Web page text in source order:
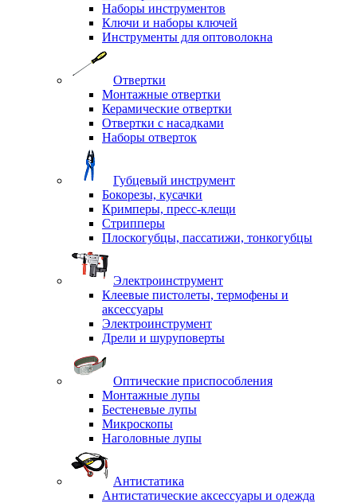
Наборы инструментов
Ключи и наборы ключей
Инструменты для оптоволокна
Отвертки
Монтажные отвертки
Керамические отвертки
Отвертки с насадками
Наборы отверток
Губцевый инструмент
Бокорезы, кусачки
Кримперы, пресс-клещи
Стрипперы
Плоскогубцы, пассатижи, тонкогубцы
Электроинструмент
Клеевые пистолеты, термофены и
аксессуары
Электроинструмент
Дрели и шуруповерты
Оптические приспособления
Монтажные лупы
Бестеневые лупы
Микроскопы
Наголовные лупы
Антистатика
Антистатические аксессуары и одежда